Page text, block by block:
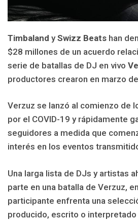
Timbaland ySwizz Beats han
$28 millones de un acuerdo
serie de batallas de DJ en vivo
productores crearon en marzo
Verzuz se lanzó al comienzo de
por el COVID-19 y rápidamente
seguidores a medida que
interés en los eventos
Una larga lista de DJs y artistas
parte en una batalla de Verzuz,
participante enfrenta una
producido, escrito o interpretado